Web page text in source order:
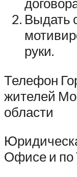
Выдать
руки.
Телефон
жителей
области
Офисе и по